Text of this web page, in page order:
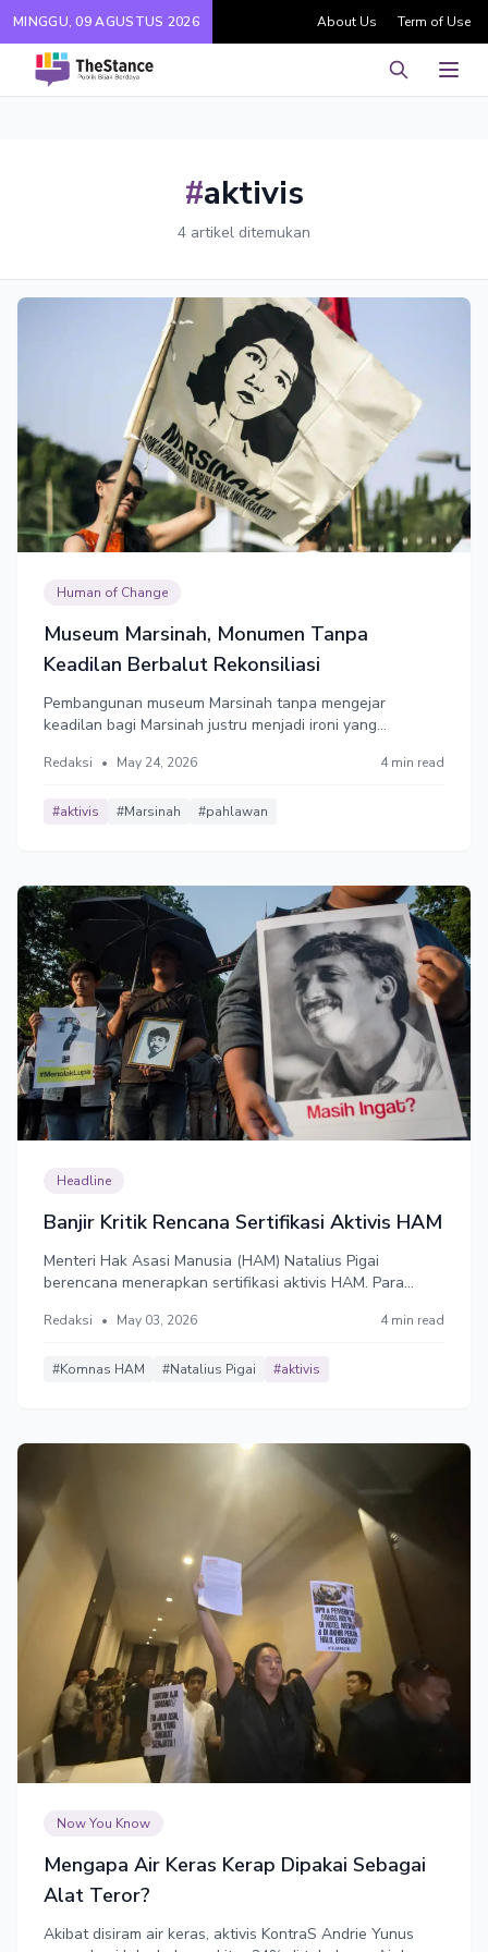
MINGGU, 09 AGUSTUS 2026 About Us Term of Use
Pencarian
#aktivis
4 artikel ditemukan
Human of Change
Museum Marsinah, Monumen Tanpa
Keadilan Berbalut Rekonsiliasi
Pembangunan museum Marsinah tanpa mengejar
keadilan bagi Marsinah justru menjadi ironi yang
bangunan formal, ketimbang meruntuhkan tembok
Redaksi • May 24, 2026 4 min read
#aktivis #Marsinah #pahlawan
Headline
Banjir Kritik Rencana Sertifikasi Aktivis HAM
Menteri Hak Asasi Manusia (HAM) Natalius Pigai
berencana menerapkan sertifikasi aktivis HAM. Para
akan mendapat sertifikasi sebagai aktivis.
Redaksi • May 03, 2026 4 min read
#Komnas HAM #Natalius Pigai #aktivis
Now You Know
Mengapa Air Keras Kerap Dipakai Sebagai
Alat Teror?
Akibat disiram air keras, aktivis KontraS Andrie Yunus